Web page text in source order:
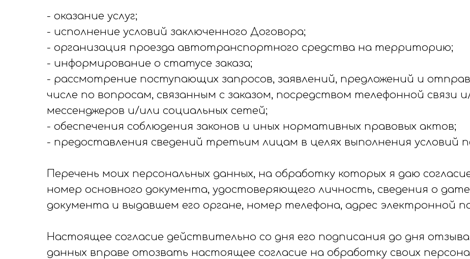
- оказание услуг;
- исполнение условий заключенного Договора;
- организация проезда автотранспортного средства на территорию;
- информирование о статусе заказа;
- рассмотрение поступающих запросов, заявлений, предложений и
числе по вопросам, связанным с заказом, посредством телефонной связи
мессенджеров и/или социальных сетей;
- обеспечения соблюдения законов и иных нормативных правовых актов;
- предоставления сведений третьим лицам в целях выполнения условий
Перечень моих персональных данных, на обработку которых я даю
номер основного документа, удостоверяющего личность, сведения о
документа и выдавшем его органе, номер телефона, адрес электронной
Настоящее согласие действительно со дня его подписания до дня
данных вправе отозвать настоящее согласие на обработку своих